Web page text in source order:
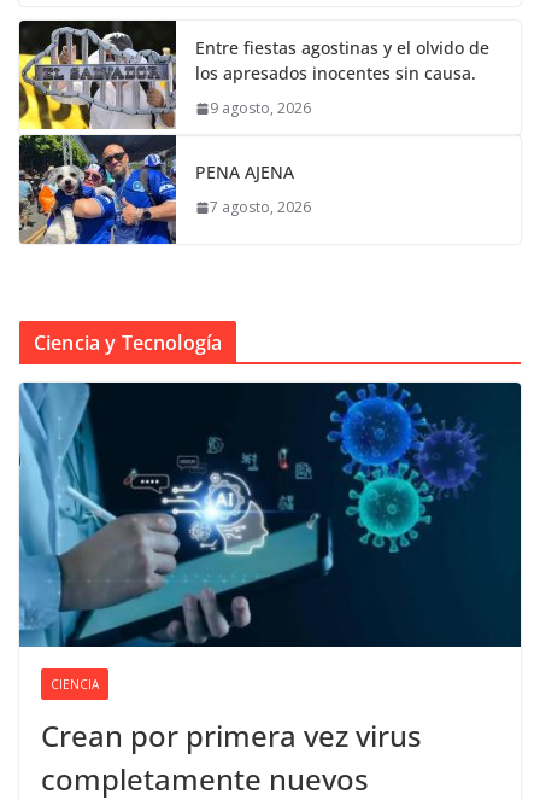
Entre fiestas agostinas y el olvido de
los apresados inocentes sin causa.
9 agosto, 2026
PENA AJENA
7 agosto, 2026
Ciencia y Tecnología
CIENCIA
Crean por primera vez virus
completamente nuevos